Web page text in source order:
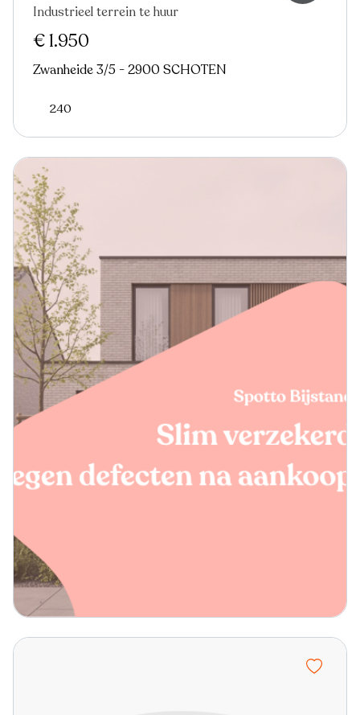
Virtual tour
Industrieel terrein te huur
€ 1.950
Zwanheide 3/5 - 2900 SCHOTEN
240